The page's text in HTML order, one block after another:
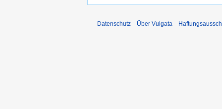
Datenschutz Über Vulgata